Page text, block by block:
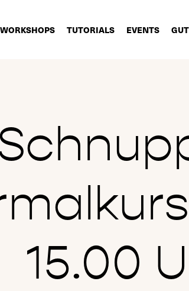
WORKSHOPS TUTORIALS EVENTS
15.00